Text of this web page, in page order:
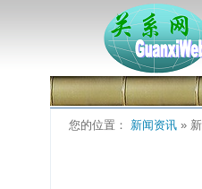
您的位置： 新闻资讯» 新